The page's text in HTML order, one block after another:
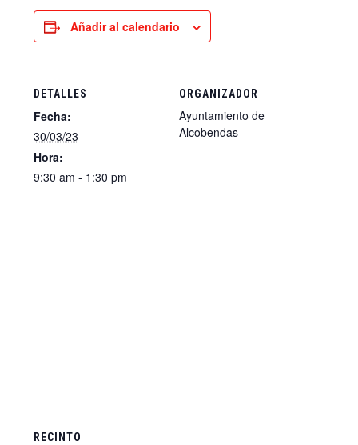
Añadir al calendario
DETALLES
Fecha:
30/03/23
Hora:
9:30 am - 1:30 pm
ORGANIZADOR
Ayuntamiento de
Alcobendas
RECINTO